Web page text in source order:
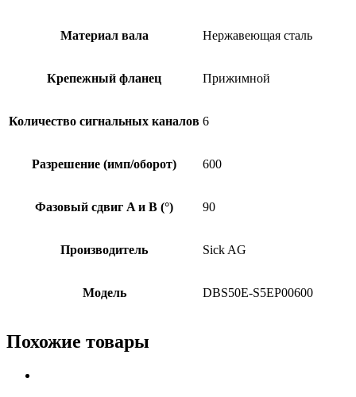
Материал вала Нержавеющая сталь
Крепежный фланец Прижимной
Количество сигнальных каналов 6
Разрешение (имп/оборот) 600
Фазовый сдвиг A и B (°) 90
Производитель Sick AG
Модель DBS50E-S5EP00600
Похожие товары